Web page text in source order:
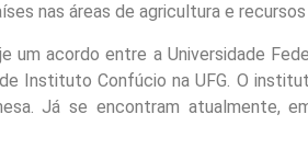
nas áreas de agricultura e recursos
um acordo entre a Universidade
Instituto Confúcio na UFG. O
Já se encontram atualmente,